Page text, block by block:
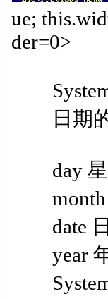
ue;
der=0>
System
日期的
day 星
month
date 日
year 年,
System